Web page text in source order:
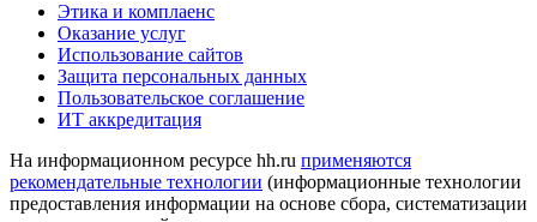
Этика и комплаенс
Оказание услуг
Использование сайтов
Защита персональных данных
Пользовательское соглашение
ИТ аккредитация
На информационном ресурсе hh.ru применяются
рекомендательные технологии (информационные технологии
предоставления информации на основе сбора, систематизации